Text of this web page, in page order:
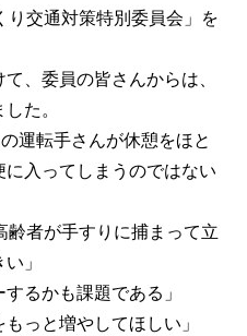
交通対策特別委員会」を
、委員の皆さんからは、
た。
運転手さんが休憩をほと
入ってしまうのではない
齢者が手すりに捕まって立
」
るかも課題である」
っと増やしてほしい」